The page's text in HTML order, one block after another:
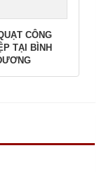
CÔNG
TẠI BÌNH